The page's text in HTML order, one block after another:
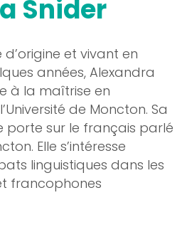
Snider
et vivant en
années, Alexandra
à la maîtrise en
de Moncton. Sa
porte sur le français parlé
Elle s’intéresse
linguistiques dans les
francophones